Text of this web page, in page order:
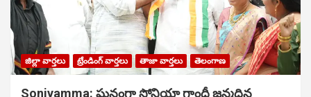
జిల్లా వార్తలు ట్రేండింగ్ వార్తలు తాజా వార్తలు తెలంగాణ
Soniyamma: ఘ‌నంగా సోనియా గాంధీ జ‌న్మ‌దిన